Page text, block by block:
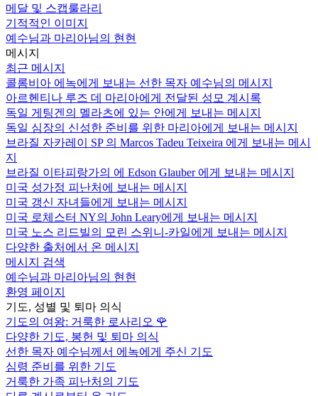
메달 및 스캡룰라리
기적적인 이미지
예수님과 마리아님의 현현
메시지
최근 메시지
콜롬비아 에녹에게 보내는 선한 목자 예수님의 메시지
아르헨티나 루즈 데 마리아에게 전달된 성모 계시록
독일 게팅겐의 멜라츠에 있는 안에게 보내는 메시지
독일 심장의 신성한 준비를 위한 마리아에게 보내는 메시지
브라질 자카레이 SP 의 Marcos Tadeu Teixeira 에게 보내는 메시
지
브라질 이타피랑가의 에 Edson Glauber 에게 보내는 메시지
미국 성가정 피난처에 보내는 메시지
미국 갱신 자녀들에게 보내는 메시지
미국 로체스터 NY의 John Leary에게 보내는 메시지
미국 노스 리드빌의 모린 스위니-카일에게 보내는 메시지
다양한 출처에서 온 메시지
메시지 검색
예수님과 마리아님의 현현
환영 페이지
기도, 성별 및 퇴마 의식
기도의 여왕: 거룩한 로사리오 🌹
다양한 기도, 봉헌 및 퇴마 의식
선한 목자 예수님께서 에녹에게 주신 기도
심령 준비를 위한 기도
거룩한 가족 피난처의 기도